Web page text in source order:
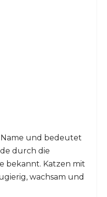
Name und bedeutet
durch die
bekannt. Katzen mit
wachsam und